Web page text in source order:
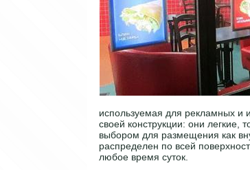
используемая для рекламных
своей конструкции: они легкие,
выбором для размещения как
распределен по всей
любое время суток.